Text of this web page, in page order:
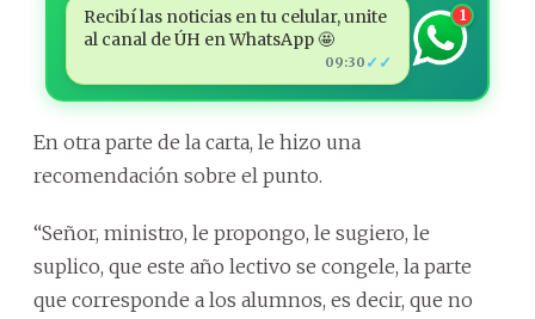
Recibí las noticias en tu celular, unite
al canal de ÚH en WhatsApp 🤩
09:30 ✓✓
1
En otra parte de la carta, le hizo una
recomendación sobre el punto.
“Señor, ministro, le propongo, le sugiero, le
suplico, que este año lectivo se congele, la parte
que corresponde a los alumnos, es decir, que no